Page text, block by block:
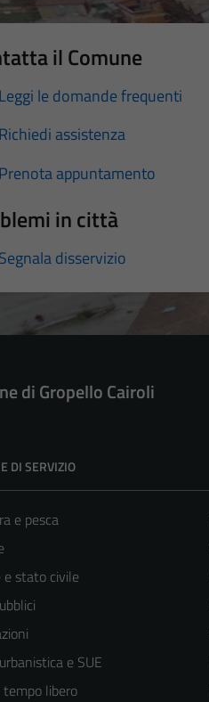
il Comune
Leggi le domande frequenti
Richiedi assistenza
Prenota appuntamento
in città
Segnala disservizio
di Gropello Cairoli
DI SERVIZIO
e pesca
e stato civile
e SUE
libero